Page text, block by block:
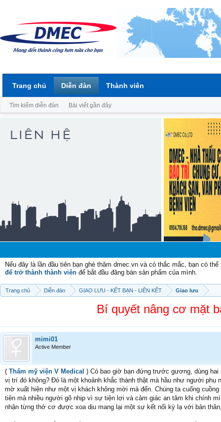
Nếu đây là lần đầu tiên bạn ghé thăm dmec.vn và có thắc mắc, bạn có
để trở thành thành viên để bắt đầu đăng bán sản phẩm của mình.
Trang chủ Diễn đàn GIAO LƯU - KẾT BẠN - LIÊN KẾT Giao lưu
Bí quyết nâng cơ mặt
mimi01
Active Member
( Thẩm mỹ viện V Medical ) Có bao giờ bạn đứng trước gương, dùng
vị trí đó không? Đó là một khoảnh khắc thành thật mà hầu như người
mờ xuất hiện như một vị khách không mời mà đến. Chúng ta cuống
tiên mà nhiều người gõ nhịp vì sự tiện lợi và cảm giác an tâm khi chính
nhận từng thớ cơ được xoa dịu mang lại một sự kết nối kỳ lạ với bản
Trang chủ Diễn đàn
Tìm kiếm diễn đàn Bài viết gần đây
Thành viên